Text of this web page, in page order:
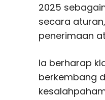
2025
secara
penerimaan
Ia berharap
berkembang